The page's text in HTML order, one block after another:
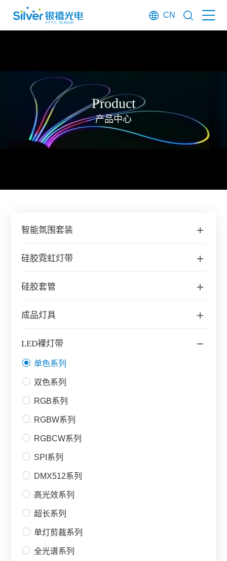
CN
Product
产品中心
智能氛围套装
硅胶霓虹灯带
硅胶套管
成品灯具
LED裸灯带
单色系列
双色系列
RGB系列
RGBW系列
RGBCW系列
SPI系列
DMX512系列
高光效系列
超长系列
单灯剪裁系列
全光谱系列